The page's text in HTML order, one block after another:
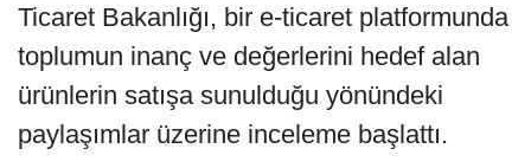
Ticaret Bakanlığı, bir e-ticaret platformunda
toplumun inanç ve değerlerini hedef alan
ürünlerin satışa sunulduğu yönündeki
paylaşımlar üzerine inceleme başlattı.